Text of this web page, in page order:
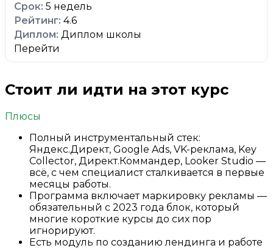
5 недель
4.6
Диплом школы
Перейти
Стоит ли идти на этот курс
Плюсы
Полный инструментальный стек:
Яндекс.Директ, Google Ads, VK-реклама, Key
Collector, Директ.Коммандер, Looker Studio —
всё, с чем специалист сталкивается в первые
месяцы работы.
Программа включает маркировку рекламы —
обязательный с 2023 года блок, который
многие короткие курсы до сих пор
игнорируют.
Есть модуль по созданию лендинга и работе